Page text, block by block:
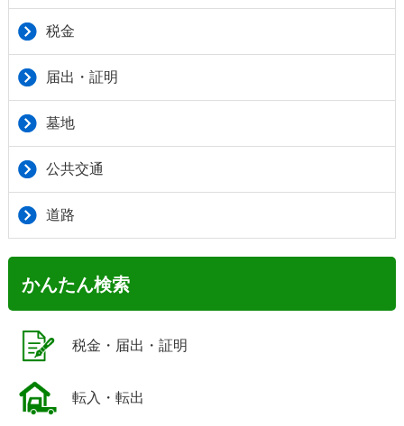
税金
届出・証明
墓地
公共交通
道路
かんたん検索
税金・届出・証明
転入・転出